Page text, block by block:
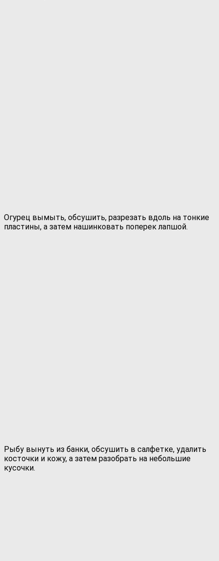
Огурец вымыть, обсушить, разрезать вдоль на тонкие
пластины, а затем нашинковать поперек лапшой.
Рыбу вынуть из банки, обсушить в салфетке, удалить
косточки и кожу, а затем разобрать на небольшие
кусочки.